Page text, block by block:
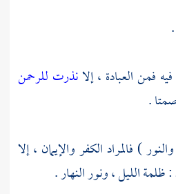
.
فمن العبادة ، إلانذرت للرحمن
) فالمراد الكفر والإيمان ، إلا
: ظلمة الليل ، ونور النهار .